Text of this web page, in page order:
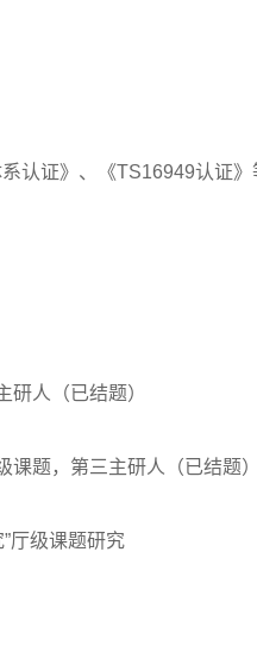
认证》、《TS16949认证》
人（已结题）
课题，第三主研人（已结题
厅级课题研究